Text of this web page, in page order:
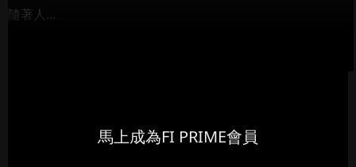
隨著人...
馬上成為FI PRIME會員